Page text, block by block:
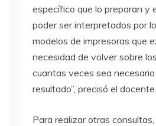
específico que lo preparan y
poder ser interpretados por
modelos de impresoras que
necesidad de volver sobre
cuantas veces sea
resultado”, precisó el docente.
Para realizar otras